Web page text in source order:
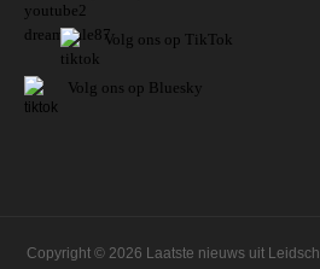
Volg ons op TikTok
Volg ons op Bluesky
Copyright © 2026 Laatste nieuws uit